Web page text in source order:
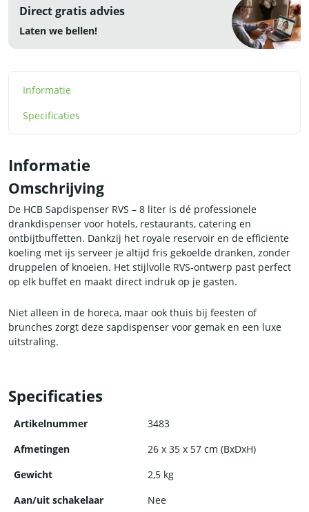
Direct gratis advies
Laten we bellen!
Informatie
Specificaties
Informatie
Omschrijving
De HCB Sapdispenser RVS – 8 liter is dé professionele
drankdispenser voor hotels, restaurants, catering en
ontbijtbuffetten. Dankzij het royale reservoir en de efficiënte
koeling met ijs serveer je altijd fris gekoelde dranken, zonder
druppelen of knoeien. Het stijlvolle RVS-ontwerp past perfect
op elk buffet en maakt direct indruk op je gasten.
Niet alleen in de horeca, maar ook thuis bij feesten of
brunches zorgt deze sapdispenser voor gemak en een luxe
uitstraling.
Specificaties
Artikelnummer
3483
Afmetingen
26 x 35 x 57 cm (BxDxH)
Gewicht
2,5 kg
Aan/uit schakelaar
Nee